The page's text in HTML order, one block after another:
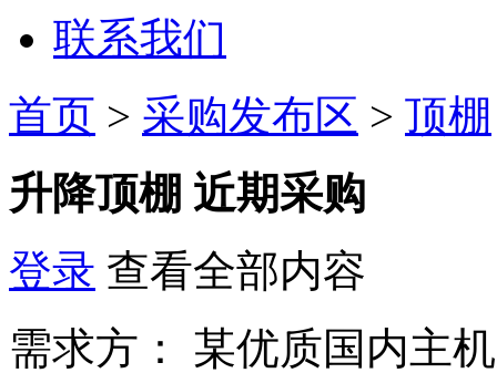
联系我们
首页 > 采购发布区 > 顶棚
升降顶棚 近期采购
登录 查看全部内容
需求方：
某优质国内主